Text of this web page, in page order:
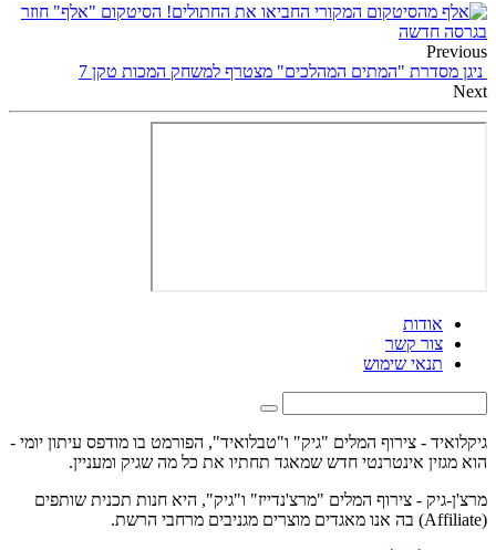
החביאו את החתולים! הסיטקום "אלף" חוזר
בגרסה חדשה
Previous
ניגן מסדרת "המתים המהלכים" מצטרף למשחק המכות טקן 7
Next
אודות
צור קשר
תנאי שימוש
גיקלואיד - צירוף המלים "גיק" ו"טבלואיד", הפורמט בו מודפס עיתון יומי -
הוא מגזין אינטרנטי חדש שמאגד תחתיו את כל מה שגיק ומעניין.
מרצ'ן-גיק - צירוף המלים "מרצ'נדייז" ו"גיק", היא חנות תכנית שותפים
(Affiliate) בה אנו מאגדים מוצרים מגניבים מרחבי הרשת.